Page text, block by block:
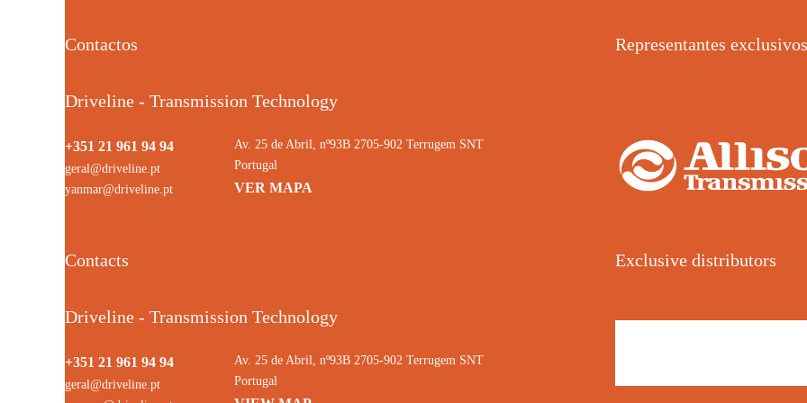
Contactos
Driveline - Transmission Technology
+351 21 961 94 94
geral@driveline.pt
yanmar@driveline.pt
Av. 25 de Abril, nº93B 2705-902 Terrugem SNT
Portugal
VER MAPA
Representantes exclusivos
Contacts
Driveline - Transmission Technology
+351 21 961 94 94
geral@driveline.pt
Av. 25 de Abril, nº93B 2705-902 Terrugem SNT
Portugal
Exclusive distributors